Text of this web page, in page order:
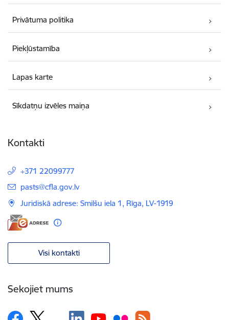
Privātuma politika
Piekļūstamība
Lapas karte
Sīkdatņu izvēles maiņa
Kontakti
+371 22099777
E-pasts:
pasts@cfla.gov.lv
Juridiskā adrese: Smilšu iela 1, Rīga, LV-1919
Visi kontakti
Sekojiet mums